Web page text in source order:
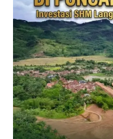
KAVLING
VILLA
JALUR
PUNCAK
2
DEKAT
TOL
CITEUREUP